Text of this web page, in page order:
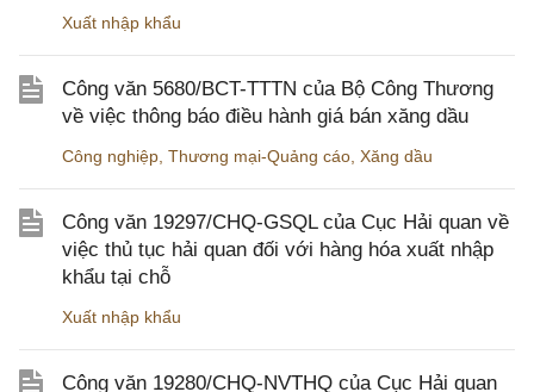
Xuất nhập khẩu
Công văn 5680/BCT-TTTN của Bộ Công Thương
về việc thông báo điều hành giá bán xăng dầu
Công nghiệp Thương mại-Quảng cáo Xăng dầu
Công văn 19297/CHQ-GSQL của Cục Hải quan về
việc thủ tục hải quan đối với hàng hóa xuất nhập
khẩu tại chỗ
Xuất nhập khẩu
Công văn 19280/CHQ-NVTHQ của Cục Hải quan